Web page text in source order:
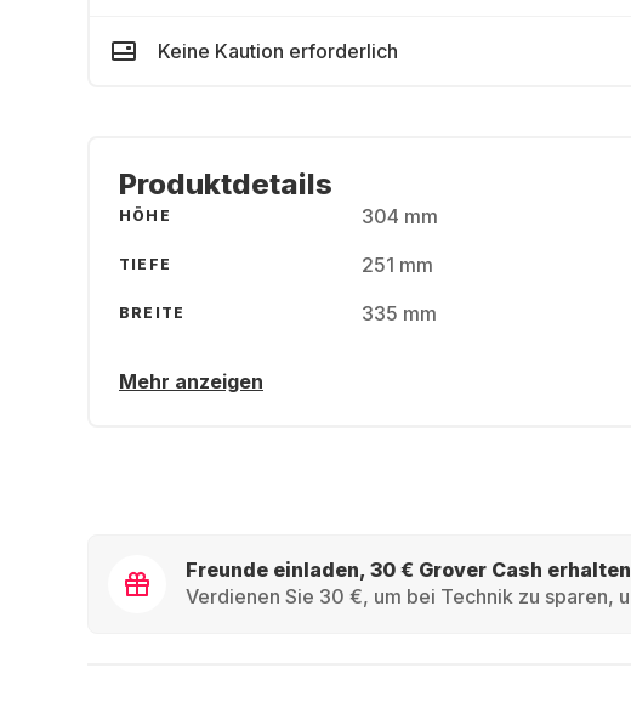
Keine Kaution erforderlich
Produktdetails
HÖHE 304 mm
TIEFE 251 mm
BREITE 335 mm
Mehr anzeigen
Freunde einladen, 30 € Grover Cash erhalten
Verdienen Sie 30 €, um bei Technik zu sparen,